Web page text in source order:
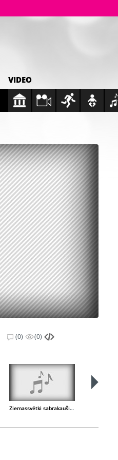
VIDEO
(0) (0)
Ziemassvētki sabrakauši rakstītām kamanām